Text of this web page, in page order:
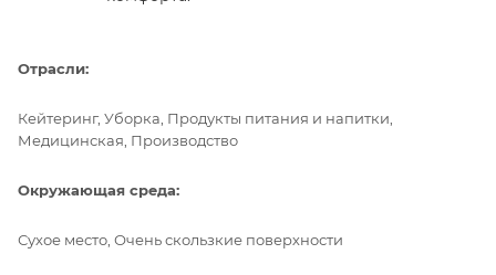
Отрасли:
Кейтеринг, Уборка, Продукты питания и напитки,
Медицинская, Производство
Окружающая среда:
Сухое место, Очень скользкие поверхности